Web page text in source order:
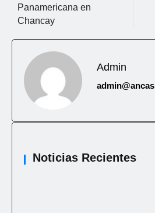
Panamericana en
Chancay
Admin
Noticias Recientes